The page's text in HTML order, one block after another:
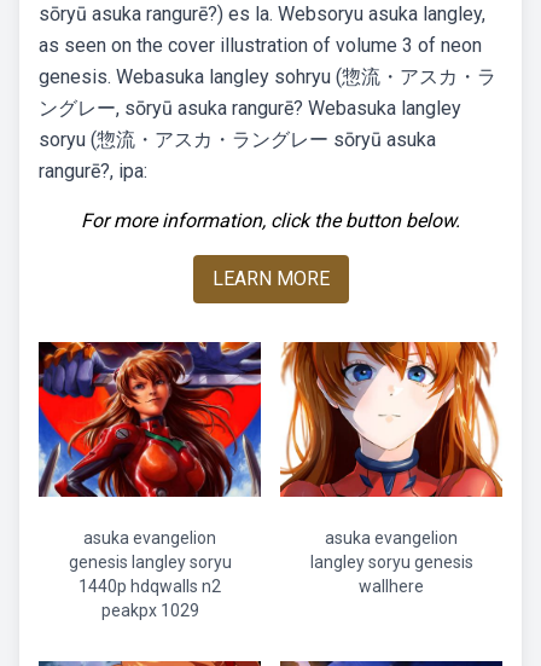
sōryū asuka rangurē?) es la. Websoryu asuka langley,
as seen on the cover illustration of volume 3 of neon
genesis. Webasuka langley sohryu (惣流・アスカ・ラ
ングレー, sōryū asuka rangurē? Webasuka langley
soryu (惣流・アスカ・ラングレー sōryū asuka
rangurē?, ipa:
For more information, click the button below.
LEARN MORE
asuka evangelion
genesis langley soryu
1440p hdqwalls n2
peakpx 1029
asuka evangelion
langley soryu genesis
wallhere